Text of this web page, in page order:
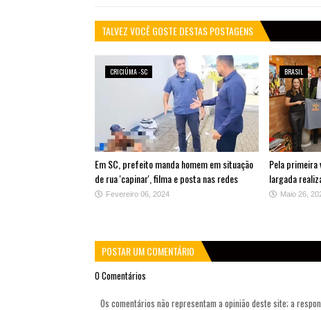
TALVEZ VOCÊ GOSTE DESTAS POSTAGENS
CRICIÚMA -SC
Em SC, prefeito manda homem em situação
de rua 'capinar', filma e posta nas redes
Fevereiro 06, 2024
BRASIL
Pela primeira
largada
Maio 26,
POSTAR UM COMENTÁRIO
0 Comentários
Os comentários não representam a opinião deste site; a